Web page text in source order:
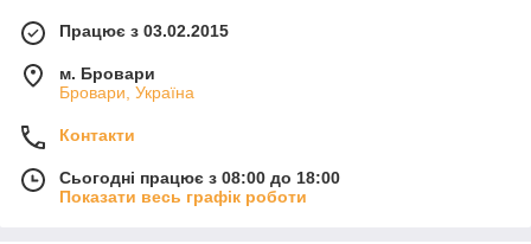
Працює з 03.02.2015
м. Бровари
Бровари, Україна
Контакти
Сьогодні працює з 08:00 до 18:00
Показати весь графік роботи